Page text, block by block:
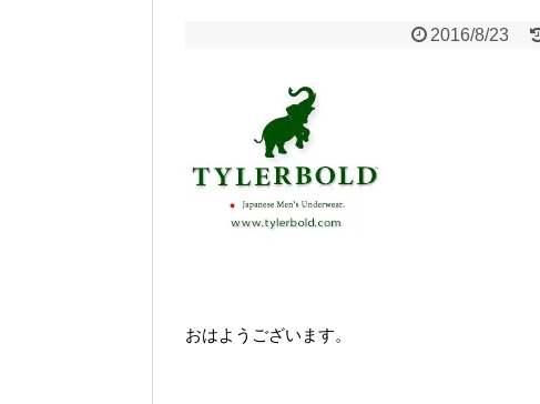
2016/8/23
おはようございます。